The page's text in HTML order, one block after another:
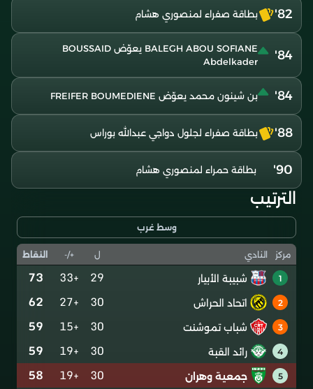
82' بطاقة صفراء لمنصوري هشام
84'
BALEGH ABOU SOFIANE يعوّض BOUSSAID
Abdelkader
84' بن شينون محمد يعوّض FREIFER BOUMEDIENE
88' بطاقة صفراء لجلول دواجي عبدالله بوراس
90' بطاقة حمراء لمنصوري هشام
الترتيب
وسط غرب
مركز النادي ل +/- النقاط
1 شبيبة الأبيار 29
+33
73
2 اتحاد الحراش 30
+27
62
3 شباب تموشنت 30
+15
59
4 رائد القبة 30
+19
59
5 جمعية وهران 30
+19
58